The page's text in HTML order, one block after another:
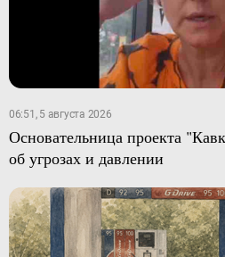
06:51, 5 августа 2026
Основательница проекта
об угрозах и давлении